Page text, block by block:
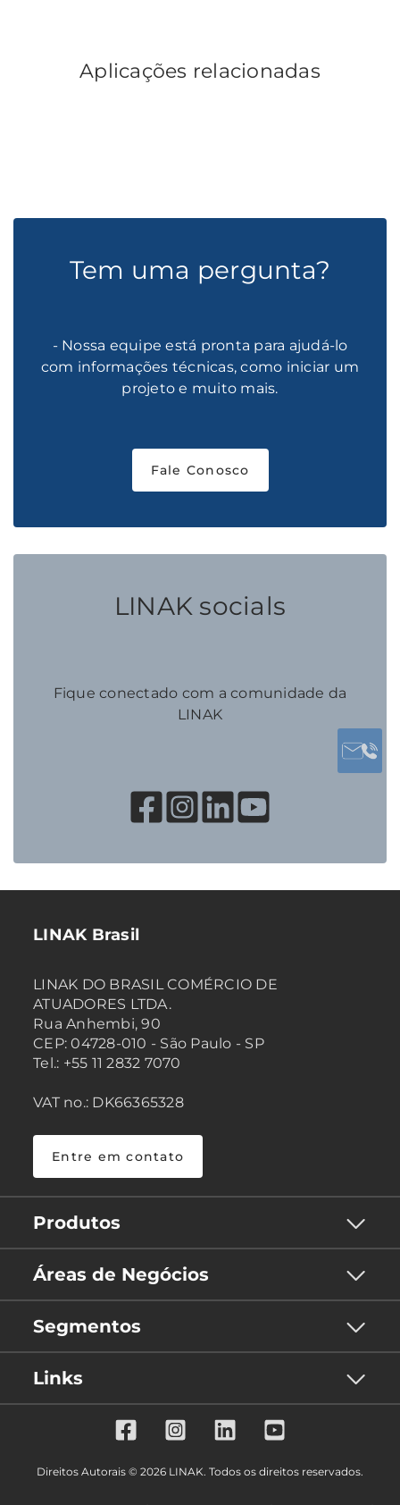
Aplicações relacionadas
Tem uma pergunta?
- Nossa equipe está pronta para ajudá-lo
com informações técnicas, como iniciar um
projeto e muito mais.
Fale Conosco
LINAK socials
Fique conectado com a comunidade da
LINAK
LINAK Brasil
LINAK DO BRASIL COMÉRCIO DE
ATUADORES LTDA.
Rua Anhembi, 90
CEP: 04728-010 - São Paulo - SP
Tel.: +55 11 2832 7070
VAT no.: DK66365328
Entre em contato
Produtos
Áreas de Negócios
Segmentos
Links
Direitos Autorais © 2026 LINAK. Todos os direitos reservados.